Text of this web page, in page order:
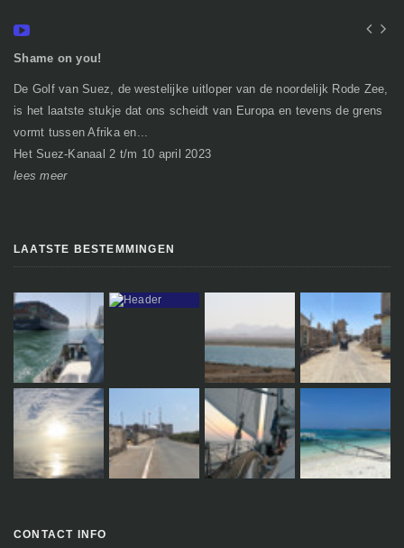
Shame on you!
De Golf van Suez, de westelijke uitloper van de noordelijk Rode Zee,
is het laatste stukje dat ons scheidt van Europa en tevens de grens
vormt tussen Afrika en...
Het Suez-Kanaal 2 t/m 10 april 2023
lees meer
LAATSTE BESTEMMINGEN
CONTACT INFO